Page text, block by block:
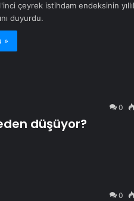
çeyrek istihdam endeksinin
duyurdu.
»
0
düşüyor?
0